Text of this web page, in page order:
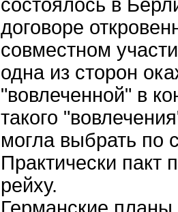
состоялось в
договоре
совместном
одна из сторон
"вовлеченной" в
такого
могла выбрать по
Практически пакт
рейху.